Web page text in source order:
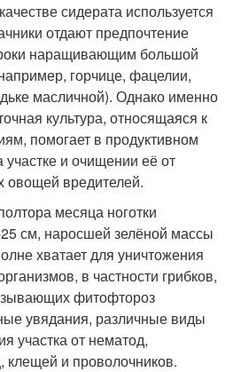
сидерата используется
отдают предпочтение
наращивающим большой
горчице, фацелии,
масличной). Однако именно
культура, относящаяся к
помогает в продуктивном
и очищении её от
овощей вредителей.
месяца ноготки
см, наросшей зелёной массы
хватает для уничтожения
в частности грибков,
фитофтороз
увядания, различные виды
участка от нематод,
клещей и проволочников.